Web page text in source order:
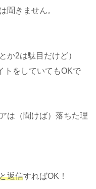
聞きません。
か2は駄目だけど）
トをしていてもOKで
は（聞けば）落ちた理
返信すればOK！